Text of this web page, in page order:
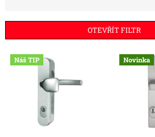
í
OTEVŘÍT FILTR
V
ý Náš TIP Novinka